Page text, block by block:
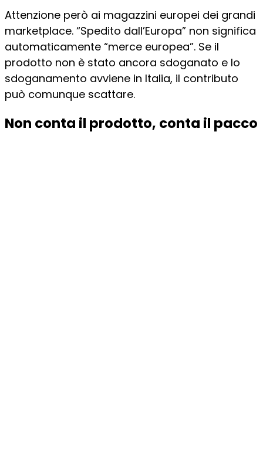
Attenzione però ai magazzini europei dei grandi
marketplace. “Spedito dall’Europa” non significa
automaticamente “merce europea”. Se il
prodotto non è stato ancora sdoganato e lo
sdoganamento avviene in Italia, il contributo
può comunque scattare.
Non conta il prodotto, conta il pacco